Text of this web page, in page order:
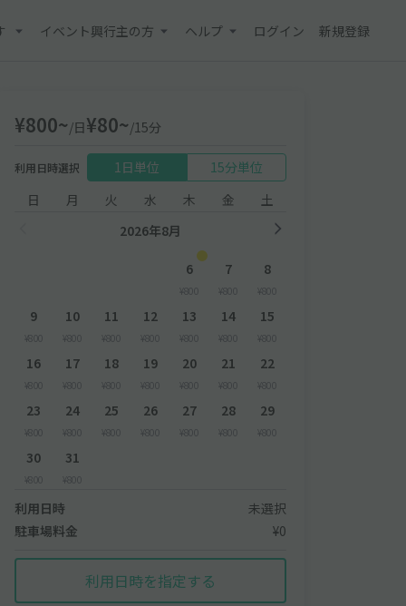
イベント興行主の方 ヘルプ ログイン 新規登録
¥800~/日¥80~/15分
利用日時選択 1日単位
15分単位
日
月 火 水 木 金
土
2026年8月
6
¥800
7
¥800
8
¥800
9
¥800
10
¥800
11
¥800
12
¥800
13
¥800
14
¥800
15
¥800
16
¥800
17
¥800
18
¥800
19
¥800
20
¥800
21
¥800
22
¥800
23
¥800
24
¥800
25
¥800
26
¥800
27
¥800
28
¥800
29
¥800
30
¥800
31
¥800
利用日時
未選択
駐車場料金
¥0
利用日時を指定する